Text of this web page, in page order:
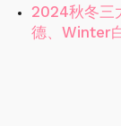
2024秋冬三
德、Winter